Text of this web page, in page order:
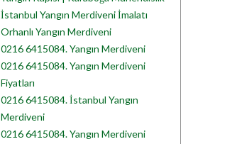
İstanbul Yangın Merdiveni İmalatı
Orhanlı Yangın Merdiveni
0216 6415084. Yangın Merdiveni
0216 6415084. Yangın Merdiveni
Fiyatları
0216 6415084. İstanbul Yangın
Merdiveni
0216 6415084. Yangın Merdiveni